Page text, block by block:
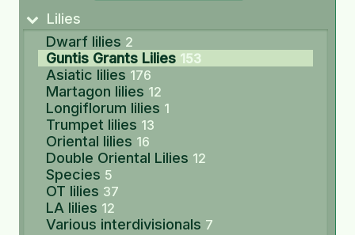
Lilies
Dwarf lilies 2
Guntis Grants Lilies 153
Asiatic lilies 176
Martagon lilies 12
Longiflorum lilies 1
Trumpet lilies 13
Oriental lilies 16
Double Oriental Lilies 12
Species 5
OT lilies 37
LA lilies 12
Various interdivisionals 7